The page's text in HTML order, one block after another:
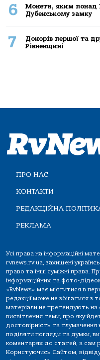
6
Монети, яким понад
Дубенському замку
7
Донорів першої та
Рівненщині
ПРО НАС
КОНТАКТИ
РЕДАКЦІЙНА
РЕКЛАМА
Усі права на інформаційні
rvnews.rv.ua, захищені
право та інші суміжні права.
інформаційних та фото-
«RvNews» має міститися в
редакції може не збігатися з
матеріали не претендують на
висвітлення теми, про яку
достовірність та тлумачення
поділяти погляди та думки,
коментарях до статей, а сам
Користуючись Сайтом,